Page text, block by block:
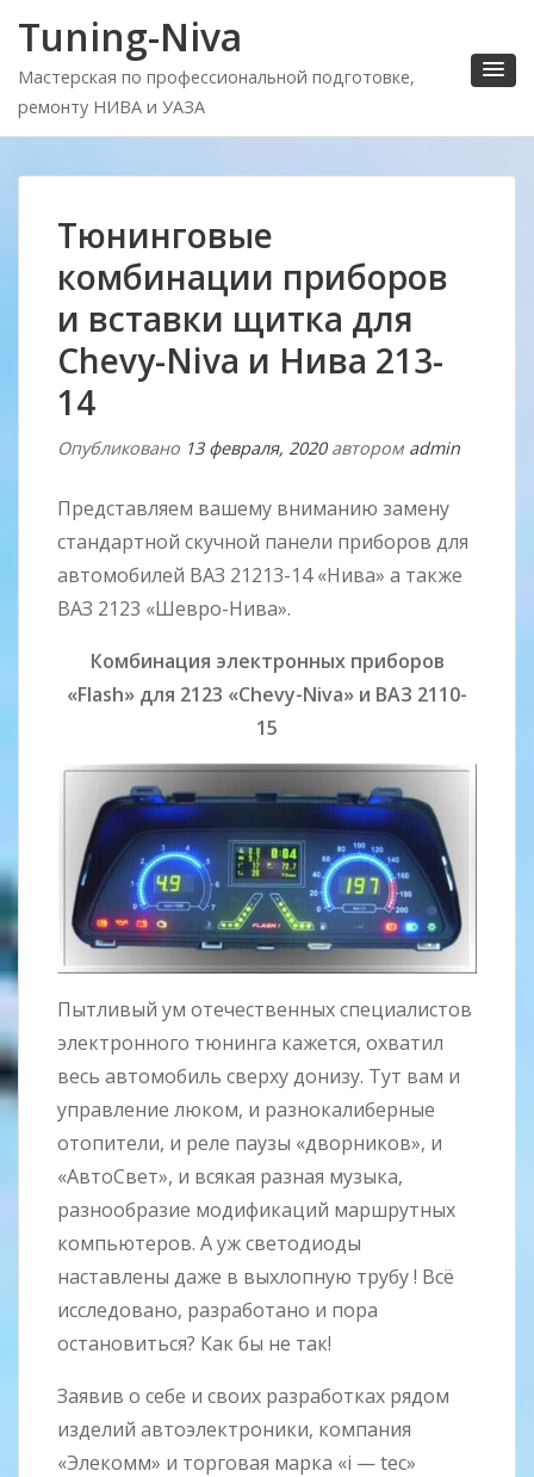
Tuning-Niva
Мастерская по профессиональной подготовке,
ремонту НИВА и УАЗА
Тюнинговые
комбинации приборов
и вставки щитка для
Chevy-Niva и Нива 213-
14
Опубликовано 13 февраля, 2020автором admin
Представляем вашему вниманию замену
стандартной скучной панели приборов для
автомобилей ВАЗ 21213-14 «Нива» а также
ВАЗ 2123 «Шевро-Нива».
Комбинация электронных приборов
«Flash» для 2123 «Chevy-Niva» и ВАЗ 2110-
15
Пытливый ум отечественных специалистов
электронного тюнинга кажется, охватил
весь автомобиль сверху донизу. Тут вам и
управление люком, и разнокалиберные
отопители, и реле паузы «дворников», и
«АвтоСвет», и всякая разная музыка,
разнообразие модификаций маршрутных
компьютеров. А уж светодиоды
наставлены даже в выхлопную трубу ! Всё
исследовано, разработано и пора
остановиться? Как бы не так!
Заявив о себе и своих разработках рядом
изделий автоэлектроники, компания
«Элекомм» и торговая марка «i — tec»